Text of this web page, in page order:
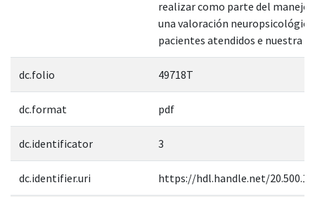
realizar como parte del manejo
una valoración
pacientes atendidos e nuestra
dc.folio 49718T
dc.format pdf
dc.identificator 3
dc.identifier.uri https://hdl.handle.net/